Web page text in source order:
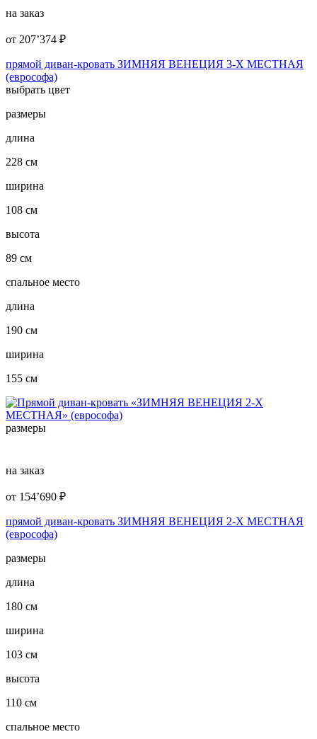
на заказ
от 207’374 ₽
прямой диван-кровать ЗИМНЯЯ ВЕНЕЦИЯ 3-Х МЕСТНАЯ
(еврософа)
выбрать цвет
размеры
длина
228 см
ширина
108 см
высота
89 см
спальное место
длина
190 см
ширина
155 см
размеры
на заказ
от 154’690 ₽
прямой диван-кровать ЗИМНЯЯ ВЕНЕЦИЯ 2-Х МЕСТНАЯ
(еврософа)
размеры
длина
180 см
ширина
103 см
высота
110 см
спальное место